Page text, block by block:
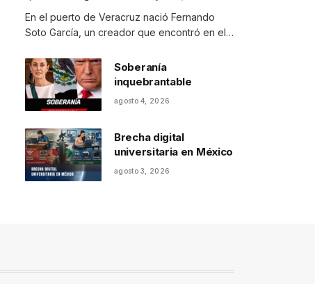
En el puerto de Veracruz nació Fernando
Soto García, un creador que encontró en el…
Soberanía
inquebrantable
agosto 4, 2026
Brecha digital
universitaria en México
agosto 3, 2026